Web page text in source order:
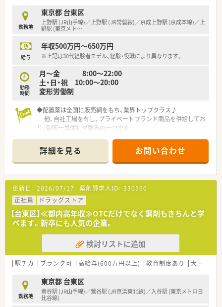
■近隣にも系列の店舗がありフォロー体制安心です♪
■処方箋枚数は30～40枚/日！患者様としっかり向き合って投薬
指導ができる環境です！
勤務地
東京都 台東区
上野駅 (JR山手線)／上野駅 (JR常磐線)／京成上野駅 (京成本線)／上
野駅 (東京メト…
給与
年収500万円～650万円
※上記は30代経験者モデル、経験・役職により異なります。
勤務
時間
月〜金 8:00〜22:00
土・日・祝 10:00〜20:00
変形労働制
◆配置薬は全国に販売網をもち、業界トップクラス♪
他、自社工場を有し、プライベートプランド商品を供給してお
り、製販一貫体制が強みの一つです。
詳細を見る お問い合わせ
更新日： 2026/07/17 薬剤師求人ID： 330560
正社員
ドラッグストア
【台東区】≪都内高年収≫OTCだけでなく調剤もきちんと学
べます。新卒にも人気の企業。
検討リストに追加
駅チカ ブランク可 高給与(600万円以上) 教育制度あり 大手チェーン
勤務地
東京都 台東区
鶯谷駅 (JR山手線)／鶯谷駅 (JR京浜東北線)／入谷駅 (東京メトロ日
比谷線)